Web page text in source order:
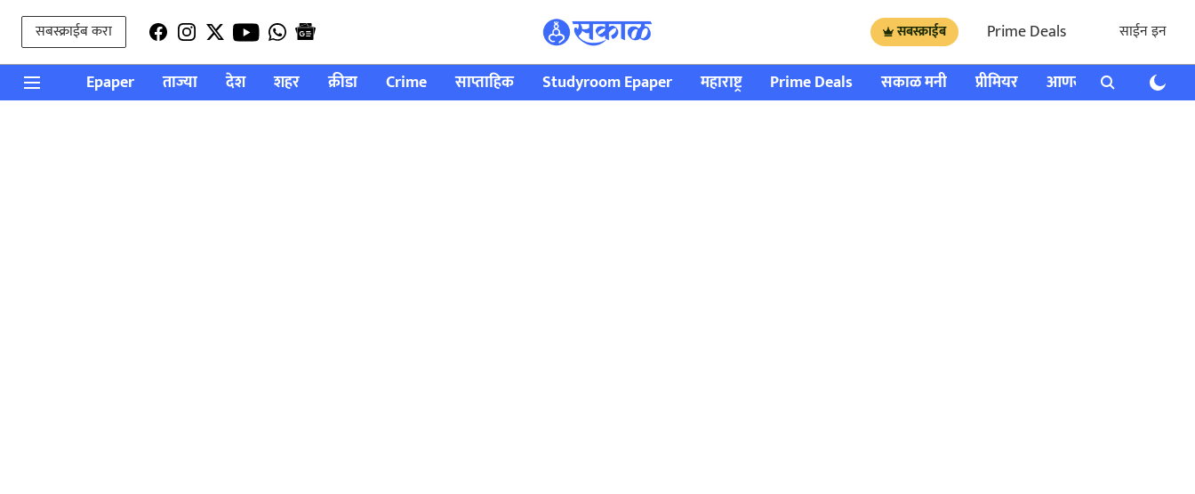
सबस्क्राईब करा सबस्क्राईब Prime Deals साईन इन
Epaper ताज्या देश शहर क्रीडा Crime साप्ताहिक Studyroom Epaper महाराष्ट्र Prime Deals सकाळ मनी प्रीमियर आणखी राशी भविष्य